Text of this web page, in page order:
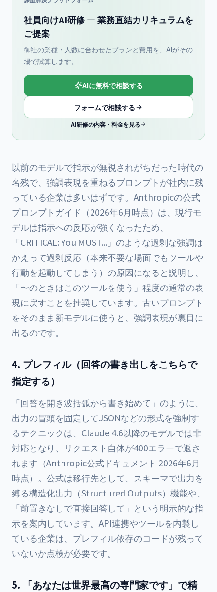
社員向けAI研修 — 業務直結カリキュラムを
ご提案
御社の業種・人数に合わせたプランと費用を、AIがその
場で試算します。
AIに無料で相談する
フォームで相談する
AI研修の内容・料金を見る
以前のモデルで指示が無視されがちだった時代の
名残で、強調表現を重ねるプロンプトが社内に残
っている企業は多いはずです。Anthropicの公式
プロンプトガイド（2026年6月時点）は、現行モ
デルは指示への反応が強くなったため、
「CRITICAL: You MUST...」のような過剰な強調は
かえって過剰反応（本来不要な場面でもツールや
行動を起動してしまう）の原因になると説明し、
「〜のときはこのツールを使う」程度の通常の表
現に戻すことを推奨しています。古いプロンプト
をそのまま新モデルに使うと、強調表現が裏目に
出るのです。
4. プレフィル（回答の書き出しをこちらで
指定する）
「回答を開き波括弧から書き始めて」のように、
出力の冒頭を固定してJSONなどの形式を強制す
るテクニックは、Claude 4.6以降のモデルでは非
対応となり、リクエスト自体が400エラーで返さ
れます（Anthropic公式ドキュメント 2026年6月
時点）。公式は移行先として、スキーマで出力を
縛る構造化出力（Structured Outputs）機能や、
「前置きなしで直接回答して」という明示的な指
示を案内しています。API連携やツールを内製し
ている企業は、プレフィル依存のコードが残って
いないか点検が必要です。
5. 「あなたは世界最高の専門家です」で精